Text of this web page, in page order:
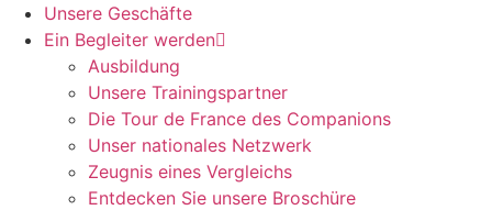
Unsere Geschäfte
Ein Begleiter werden
Ausbildung
Unsere Trainingspartner
Die Tour de France des Companions
Unser nationales Netzwerk
Zeugnis eines Vergleichs
Entdecken Sie unsere Broschüre